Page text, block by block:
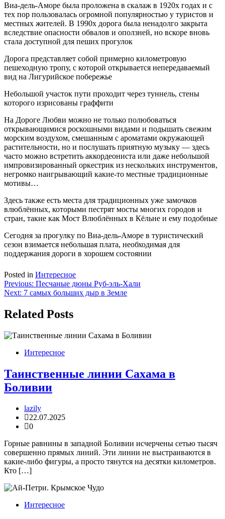
Виа-дель-Аморе была проложена в скалаж в 1920х годах и с
тех пор пользовалась огромной популярностью у туристов и
местных жителей. В 1990х дорога была ненадолго закрыта
вследствие опасности обвалов и оползней, но вскоре вновь
стала доступной для пеших прогулок
Дорога представляет собой примерно километровую
пешеходную тропу, с которой открывается непередаваемый
вид на Лигурийское побережье
Небольшой участок пути проходит через туннель, стены
которого изрисованы граффити
На Дороге Любви можно не только полюбоваться
открывающимися роскошными видами и подышать свежим
морским воздухом, смешанным с ароматами окружающей
растительности, но и послушать приятную музыку — здесь
часто можно встретить аккордеониста или даже небольшой
импровизированный оркестрик из нескольких инструментов,
негромко наигрывающий какие-то местные традиционные
мотивы…
Здесь также есть места для традиционных уже замочков
влюблённых, которыми пестрят мосты многих городов и
стран, такие как Мост Влюблённых в Кёльне и ему подобные
Сегодня за прогулку по Виа-дель-Аморе в туристический
сезон взимается небольшая плата, необходимая для
поддержания дороги в хорошем состоянии
Posted in Интересное
Навигация
по
записям
Previous: Песчаные дюны Руб-эль-Хали
Next: 7 самых больших дыр в Земле
Related Posts
Интересное
Таинственные линии Сахама в
Боливии
lazily
22.07.2025
0
Горные равнины в западной Боливии исчерчены сетью тысяч
совершенно прямых линий. Эти линии не выстраиваются в
какие-либо фигуры, а просто тянутся на десятки километров.
Кто […]
Интересное